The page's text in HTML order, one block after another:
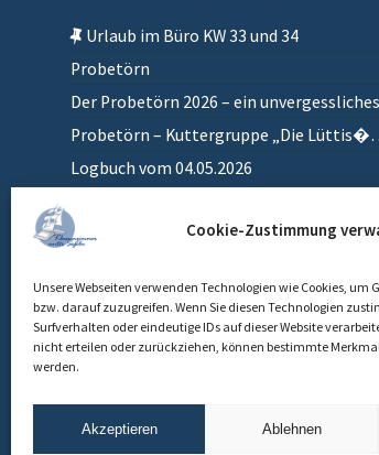
Cookie-Zustimmung
Unsere Webseiten verwenden Technologien wie Cookies,
bzw. darauf zuzugreifen. Wenn Sie diesen Technologien
Surfverhalten oder eindeutige IDs auf dieser Website
nicht erteilen oder zurückziehen, können bestimmte
werden.
Akzeptieren Ablehnen
Urlaub im Büro KW 33 und 34
Probetörn
Der Probetörn 2026 – ein
Probetörn – Kuttergruppe „Die
Logbuch vom 04.05.2026
Einlaufen